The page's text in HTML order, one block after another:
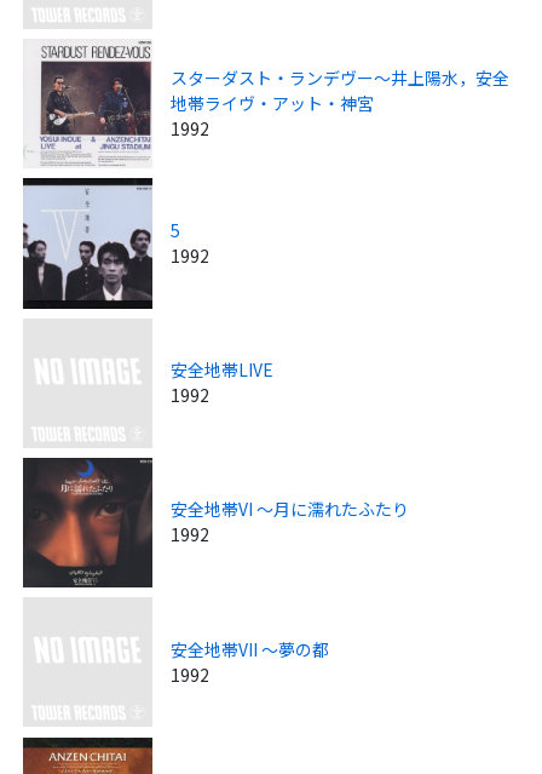
スターダスト・ランデヴー～井上陽水，安全
地帯ライヴ・アット・神宮
1992
5
1992
安全地帯LIVE
1992
安全地帯VI ～月に濡れたふたり
1992
安全地帯VII ～夢の都
1992